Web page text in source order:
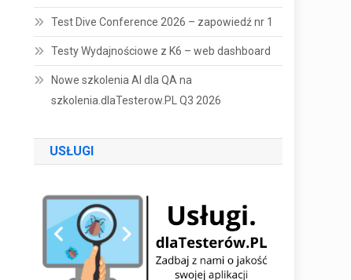
Test Dive Conference 2026 – zapowiedź nr 1
Testy Wydajnościowe z K6 – web dashboard
Nowe szkolenia AI dla QA na
szkolenia.dlaTesterow.PL Q3 2026
USŁUGI